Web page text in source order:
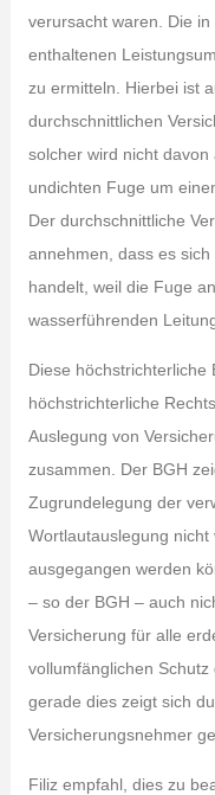
verursacht waren. Die
enthaltenen
zu ermitteln. Hierbei ist
durchschnittlichen
solcher wird nicht
undichten Fuge um
Der durchschnittliche
annehmen, dass es
handelt, weil die Fuge
wasserführenden
Diese höchstrichterliche
höchstrichterliche
Auslegung von
zusammen. Der BGH
Zugrundelegung der
Wortlautauslegung
ausgegangen werden
– so der BGH – auch
Versicherung für alle
vollumfänglichen
gerade dies zeigt sich
Versicherungsnehmer
Filiz empfahl, dies zu